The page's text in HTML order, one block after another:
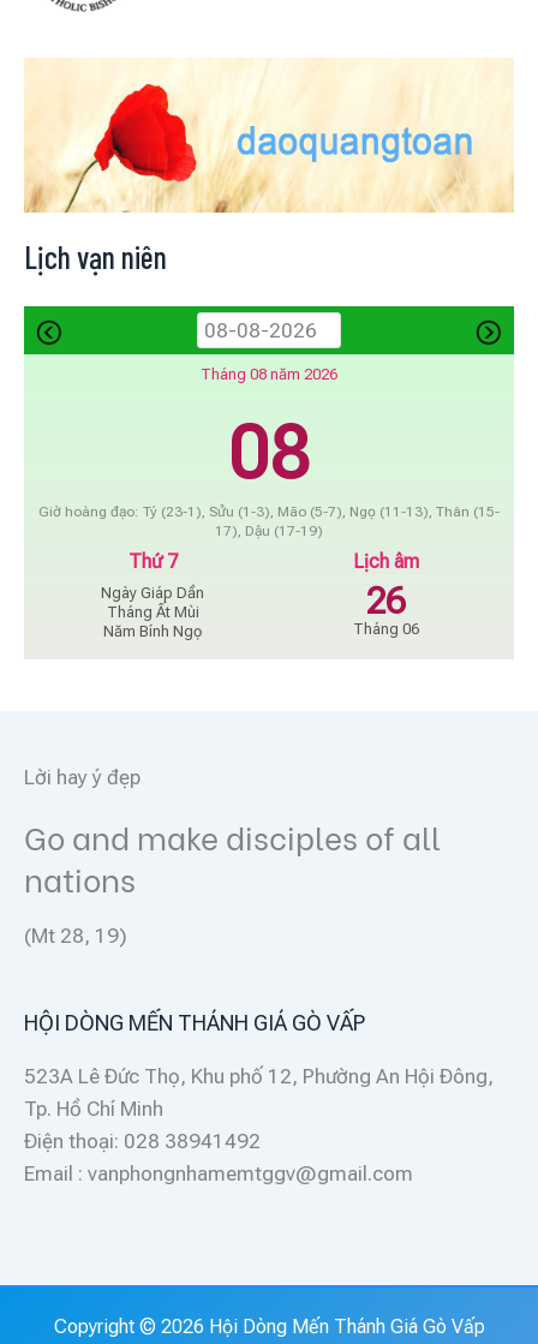
Lịch vạn niên
Tháng 08 năm 2026
08
Giờ hoàng đạo: Tý (23-1), Sửu (1-3), Mão (5-7), Ngọ (11-13), Thân (15-
17), Dậu (17-19)
Thứ 7
Ngày Giáp Dần
Tháng Ất Mùi
Năm Bính Ngọ
Lịch âm
26
Tháng 06
Lời hay ý đẹp
Go and make disciples of all
nations
(Mt 28, 19)
HỘI DÒNG MẾN THÁNH GIÁ GÒ VẤP
523A Lê Đức Thọ, Khu phố 12, Phường An Hội Đông,
Tp. Hồ Chí Minh
Điện thoại: 028 38941492
Email : vanphongnhamemtggv@gmail.com
Copyright © 2026 Hội Dòng Mến Thánh Giá Gò Vấp